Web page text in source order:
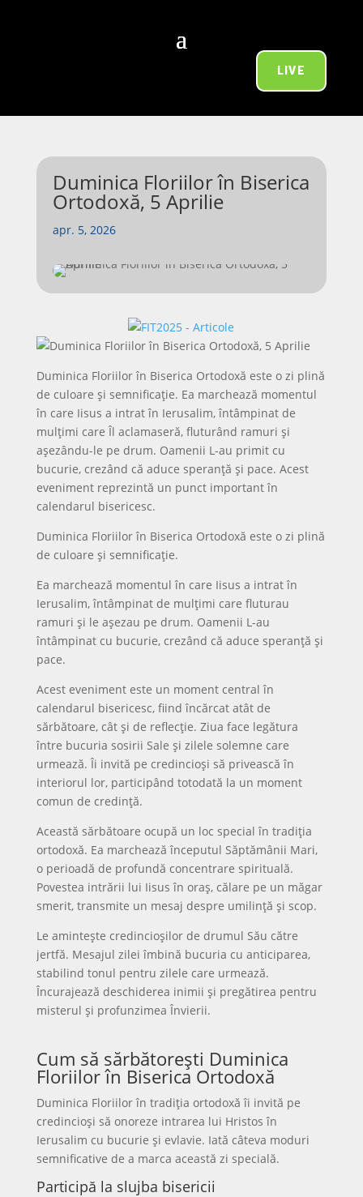
LIVE
Duminica Floriilor în Biserica
Ortodoxă, 5 Aprilie
apr. 5, 2026
Duminica Floriilor în Biserica Ortodoxă este o zi plină
de culoare și semnificație. Ea marchează momentul
în care Iisus a intrat în Ierusalim, întâmpinat de
mulțimi care Îl aclamaseră, fluturând ramuri și
așezându-le pe drum. Oamenii L-au primit cu
bucurie, crezând că aduce speranță și pace. Acest
eveniment reprezintă un punct important în
calendarul bisericesc.
Duminica Floriilor în Biserica Ortodoxă este o zi plină
de culoare și semnificație.
Ea marchează momentul în care Iisus a intrat în
Ierusalim, întâmpinat de mulțimi care fluturau
ramuri și le așezau pe drum. Oamenii L-au
întâmpinat cu bucurie, crezând că aduce speranță și
pace.
Acest eveniment este un moment central în
calendarul bisericesc, fiind încărcat atât de
sărbătoare, cât și de reflecție. Ziua face legătura
între bucuria sosirii Sale și zilele solemne care
urmează. Îi invită pe credincioși să privească în
interiorul lor, participând totodată la un moment
comun de credință.
Această sărbătoare ocupă un loc special în tradiția
ortodoxă. Ea marchează începutul Săptămânii Mari,
o perioadă de profundă concentrare spirituală.
Povestea intrării lui Iisus în oraș, călare pe un măgar
smerit, transmite un mesaj despre umilință și scop.
Le amintește credincioșilor de drumul Său către
jertfă. Mesajul zilei îmbină bucuria cu anticiparea,
stabilind tonul pentru zilele care urmează.
Încurajează deschiderea inimii și pregătirea pentru
misterul și profunzimea Învierii.
Cum să sărbătorești Duminica
Floriilor în Biserica Ortodoxă
Duminica Floriilor în tradiția ortodoxă îi invită pe
credincioși să onoreze intrarea lui Hristos în
Ierusalim cu bucurie și evlavie. Iată câteva moduri
semnificative de a marca această zi specială.
Participă la slujba bisericii